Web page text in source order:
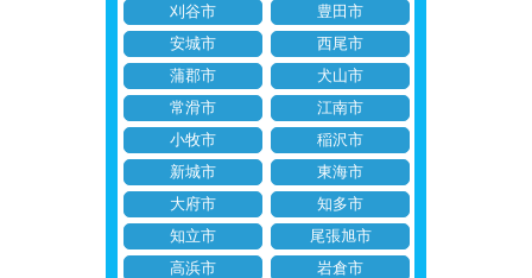
刈谷市
豊田市
安城市
西尾市
蒲郡市
犬山市
常滑市
江南市
小牧市
稲沢市
新城市
東海市
大府市
知多市
知立市
尾張旭市
高浜市
岩倉市